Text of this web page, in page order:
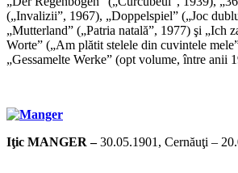
(„Invalizii”, 1967), „Doppelspiel” („Joc
„Mutterland” („Patria natală”, 1977) şi „Ich
Worte” („Am plătit stelele din cuvintele
„Gessamelte Werke” (opt volume, între anii
Iţic MANGER –30.05.1901, Cernăuţi –